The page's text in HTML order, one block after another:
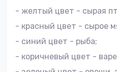
- желтый цвет - сырая
- красный цвет - сырое
- синий цвет - рыба;
- коричневый цвет -